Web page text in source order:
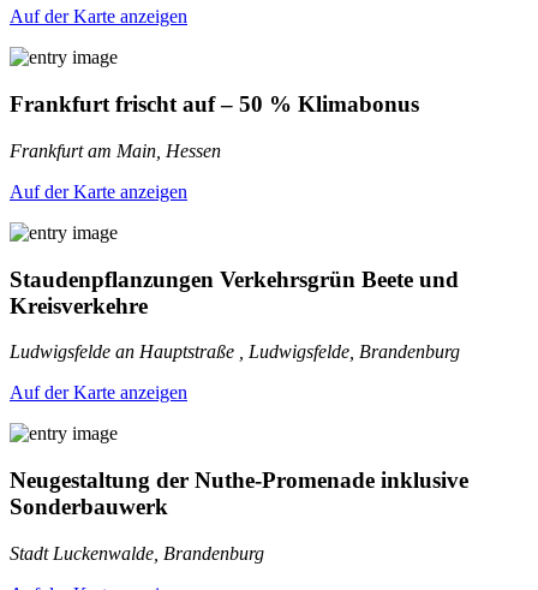
Auf der Karte anzeigen
Frankfurt frischt auf – 50 % Klimabonus
Frankfurt am Main, Hessen
Auf der Karte anzeigen
Staudenpflanzungen Verkehrsgrün Beete und
Kreisverkehre
Ludwigsfelde an Hauptstraße , Ludwigsfelde, Brandenburg
Auf der Karte anzeigen
Neugestaltung der Nuthe-Promenade inklusive
Sonderbauwerk
Stadt Luckenwalde, Brandenburg